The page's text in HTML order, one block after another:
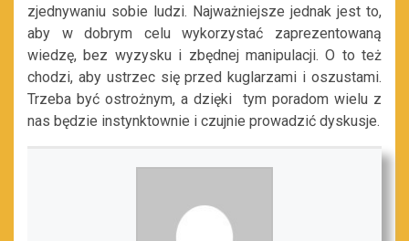
zjednywaniu sobie ludzi. Najważniejsze jednak jest to,
aby w dobrym celu wykorzystać zaprezentowaną
wiedzę, bez wyzysku i zbędnej manipulacji. O to też
chodzi, aby ustrzec się przed kuglarzami i oszustami.
Trzeba być ostrożnym, a dzięki tym poradom wielu z
nas będzie instynktownie i czujnie prowadzić dyskusje.